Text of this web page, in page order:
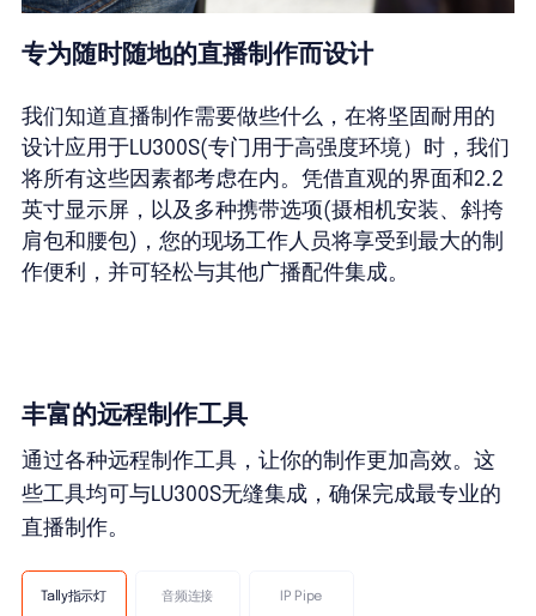
专为随时随地的直播制作而设计
我们知道直播制作需要做些什么，在将坚固耐用的
设计应用于LU300S(专门用于高强度环境）时，我们
将所有这些因素都考虑在内。凭借直观的界面和2.2
英寸显示屏，以及多种携带选项(摄相机安装、斜挎
肩包和腰包)，您的现场工作人员将享受到最大的制
作便利，并可轻松与其他广播配件集成。
丰富的远程制作工具
通过各种远程制作工具，让你的制作更加高效。这
些工具均可与LU300S无缝集成，确保完成最专业的
直播制作。
Tally指示灯 音频连接 IP Pipe